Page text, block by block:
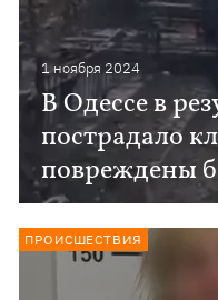
1 ноября 2024
В Одессе в
пострадало
повреждены
ПРОИСШЕСТВИЯ